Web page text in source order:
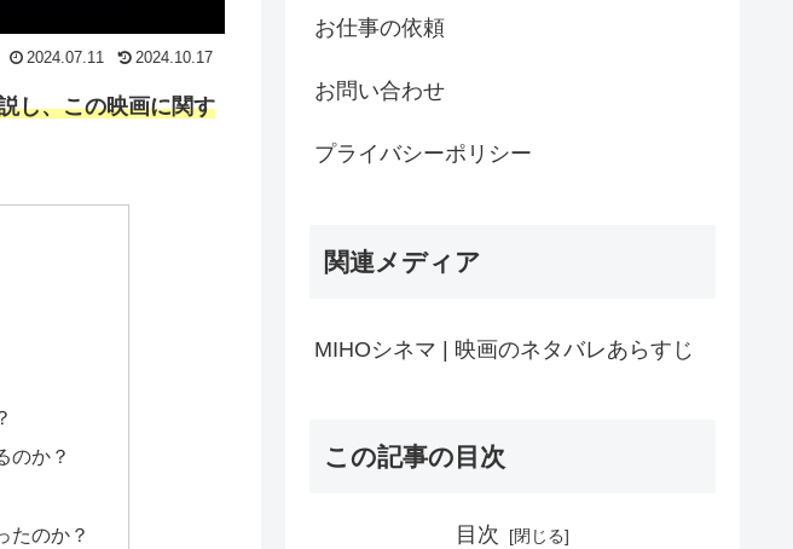
2024.07.11 2024.10.17
し、この映画に関す
のか？
たのか？
お仕事の依頼
お問い合わせ
プライバシーポリシー
関連メディア
MIHOシネマ | 映画のネタバレあらすじ
この記事の目次
目次